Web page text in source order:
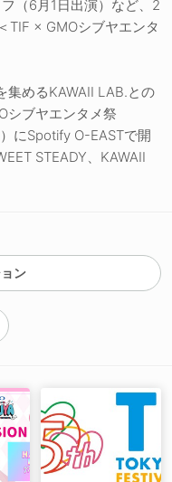
（6月1日出演）など、2
TIF × GMOシブヤエンタ
集めるKAWAII LAB.との
シブヤエンタメ祭
にSpotify O-EASTで開
STEADY、KAWAII
ン